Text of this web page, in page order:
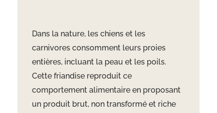
Dans la nature, les chiens et les
carnivores consomment leurs proies
entières, incluant la peau et les poils.
Cette friandise reproduit ce
comportement alimentaire en proposant
un produit brut, non transformé et riche